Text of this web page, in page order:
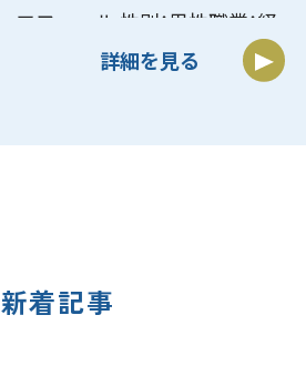
ロフィール 性別：男性職業：経
理職住所：和歌山県趣味：スポ
ーツ観戦、ドライブ、お笑い鑑
詳細を見る
新着記事